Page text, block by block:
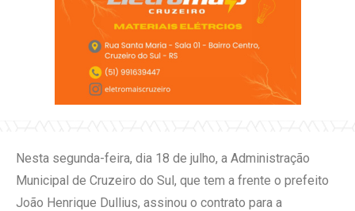
Nesta segunda-feira, dia 18 de julho, a Administração
Municipal de Cruzeiro do Sul, que tem a frente o prefeito
João Henrique Dullius, assinou o contrato para a